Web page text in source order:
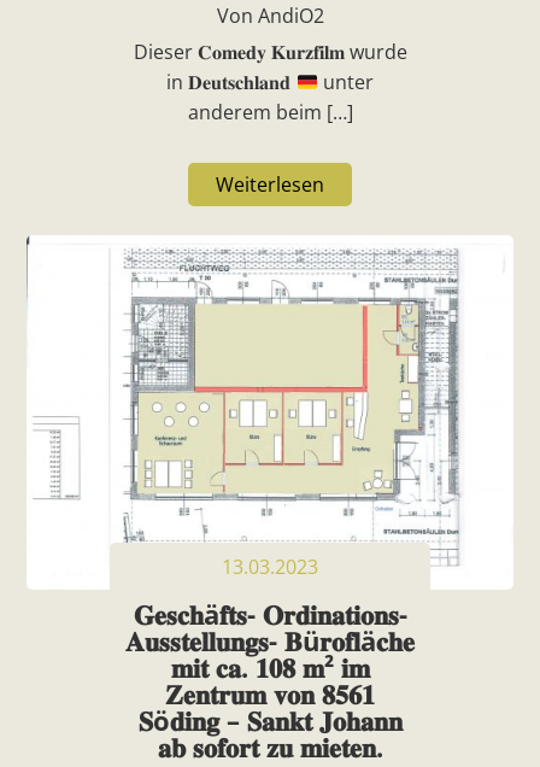
Von AndiO2
Dieser 𝐂𝐨𝐦𝐞𝐝𝐲 𝐊𝐮𝐫𝐳𝐟𝐢𝐥𝐦 wurde
in 𝐃𝐞𝐮𝐭𝐬𝐜𝐡𝐥𝐚𝐧𝐝
unter
anderem beim […]
Weiterlesen
13.03.2023
𝐆𝐞𝐬𝐜𝐡ä𝐟𝐭𝐬- 𝐎𝐫𝐝𝐢𝐧𝐚𝐭𝐢𝐨𝐧𝐬-
𝐀𝐮𝐬𝐬𝐭𝐞𝐥𝐥𝐮𝐧𝐠𝐬- 𝐁ü𝐫𝐨𝐟𝐥ä𝐜𝐡𝐞
𝐦𝐢𝐭 𝐜𝐚. 𝟏𝟎𝟖 𝐦² 𝐢𝐦
𝐙𝐞𝐧𝐭𝐫𝐮𝐦 𝐯𝐨𝐧 𝟖𝟓𝟔𝟏
𝐒ö𝐝𝐢𝐧𝐠 – 𝐒𝐚𝐧𝐤𝐭 𝐉𝐨𝐡𝐚𝐧𝐧
𝐚𝐛 𝐬𝐨𝐟𝐨𝐫𝐭 𝐳𝐮 𝐦𝐢𝐞𝐭𝐞𝐧.